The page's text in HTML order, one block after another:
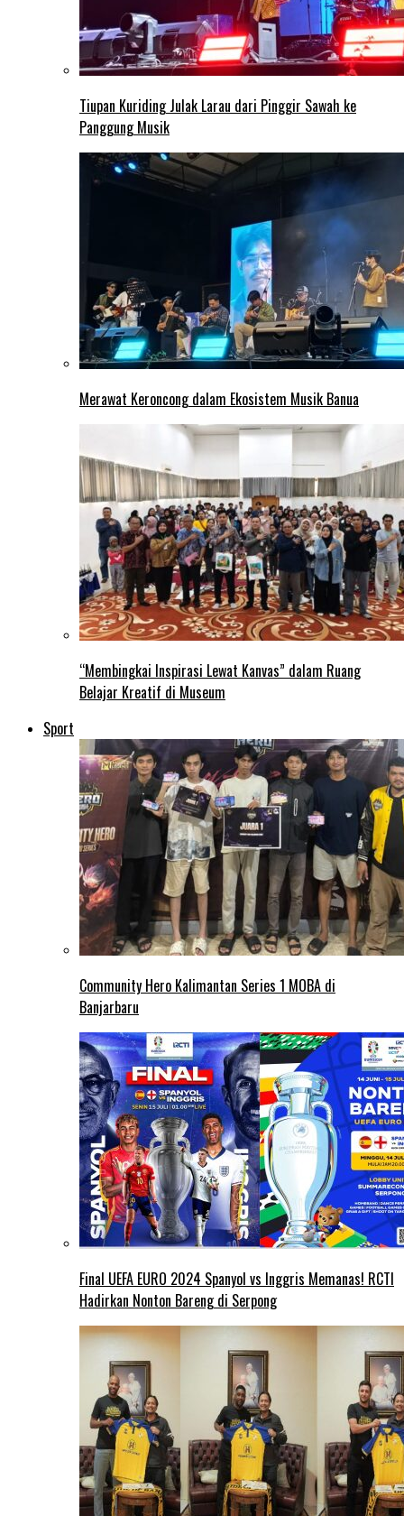
Tiupan Kuriding Julak Larau dari Pinggir Sawah ke
Panggung Musik
Merawat Keroncong dalam Ekosistem Musik Banua
“Membingkai Inspirasi Lewat Kanvas” dalam Ruang
Belajar Kreatif di Museum
Sport
Community Hero Kalimantan Series 1 MOBA di
Banjarbaru
Final UEFA EURO 2024 Spanyol vs Inggris Memanas! RCTI
Hadirkan Nonton Bareng di Serpong